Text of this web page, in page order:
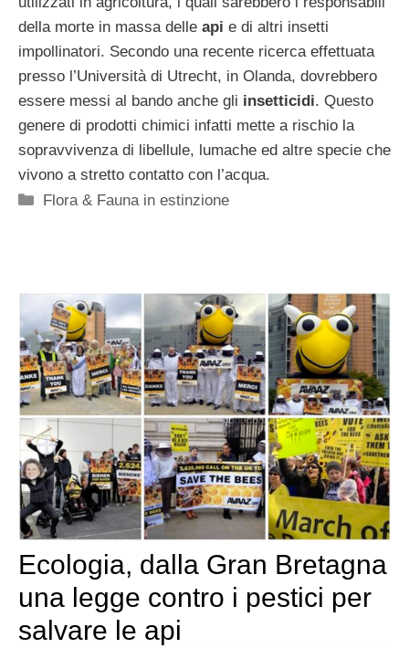
della morte in massa delle api e di altri insetti
impollinatori. Secondo una recente ricerca effettuata
presso l’Università di Utrecht, in Olanda, dovrebbero
essere messi al bando anche gli insetticidi. Questo
genere di prodotti chimici infatti mette a rischio la
sopravvivenza di libellule, lumache ed altre specie che
vivono a stretto contatto con l’acqua.
Categorie
Flora & Fauna in estinzione
Ecologia, dalla Gran Bretagna
una legge contro i pestici per
salvare le api